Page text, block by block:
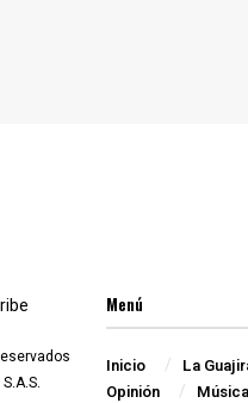
Menú
Inicio La
Opinión
Música